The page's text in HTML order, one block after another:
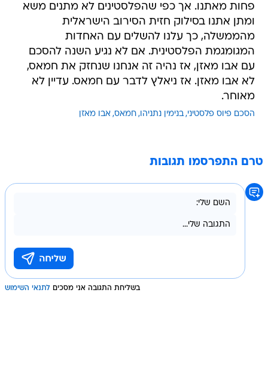
פחות מאתנו. אך כפי שהפלסטינים לא מתנים משא
ומתן אתנו בסילוק חזית הסירוב הישראלית
מהממשלה, כך עלנו להשלים עם האחדות
המגומגמת הפלסטינית. אם לא נגיע השנה להסכם
עם אבו מאזן, אז נהיה זה אנחנו שנחזק את חמאס,
לא אבו מאזן. אז ניאלץ לדבר עם חמאס. עדיין לא
מאוחר.
הסכם פיוס פלסטיני בנימין נתניהו חמאס אבו מאזן
טרם התפרסמו תגובות
בשליחת התגובה אני מסכים לתנאי השימוש